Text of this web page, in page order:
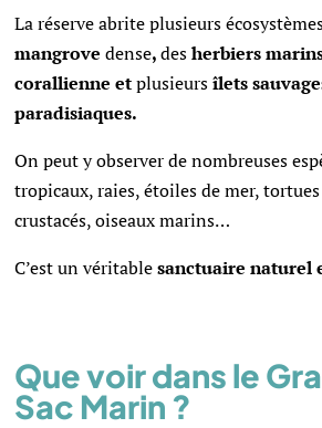
La réserve abrite plusieurs
mangrovedense,desherbiers
corallienne etplusieursîlets
paradisiaques.
On peut y observer de nombreuses
tropicaux, raies, étoiles de mer,
crustacés, oiseaux marins…
C’est un véritablesanctuaire naturel
Que voir dans le
Sac Marin ?